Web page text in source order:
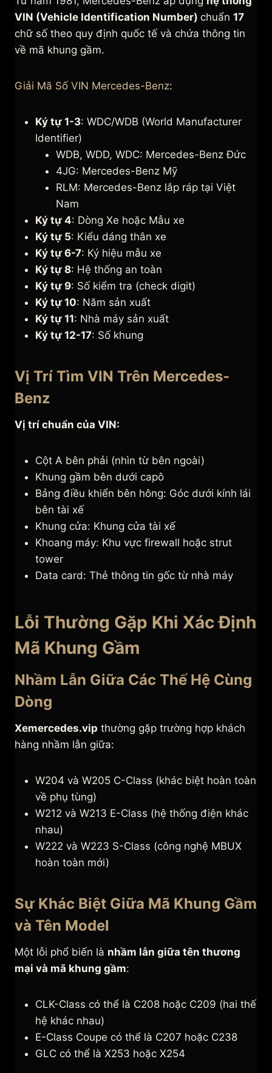
VIN (Vehicle Identification Number) chuẩn 17
chữ số theo quy định quốc tế và chứa thông tin
về mã khung gầm.
Giải Mã Số VIN Mercedes-Benz:
Ký tự 1-3: WDC/WDB (World Manufacturer
Identifier)
WDB, WDD, WDC: Mercedes-Benz Đức
4JG: Mercedes-Benz Mỹ
RLM: Mercedes-Benz lắp ráp tại Việt
Nam
Ký tự 4: Dòng Xe hoặc Mẫu xe
Ký tự 5: Kiểu dáng thân xe
Ký tự 6-7: Ký hiệu mẫu xe
Ký tự 8: Hệ thống an toàn
Ký tự 9: Số kiểm tra (check digit)
Ký tự 10: Năm sản xuất
Ký tự 11: Nhà máy sản xuất
Ký tự 12-17: Số khung
Vị Trí Tìm VIN Trên Mercedes-
Benz
Vị trí chuẩn của VIN:
Cột A bên phải (nhìn từ bên ngoài)
Khung gầm bên dưới capô
Bảng điều khiển bên hông: Góc dưới kính lái
bên tài xế
Khung cửa: Khung cửa tài xế
Khoang máy: Khu vực firewall hoặc strut
tower
Data card: Thẻ thông tin gốc từ nhà máy
Lỗi Thường Gặp Khi Xác Định
Mã Khung Gầm
Nhầm Lẫn Giữa Các Thế Hệ Cùng
Dòng
Xemercedes.vip thường gặp trường hợp khách
hàng nhầm lẫn giữa:
W204 và W205 C-Class (khác biệt hoàn toàn
về phụ tùng)
W212 và W213 E-Class (hệ thống điện khác
nhau)
W222 và W223 S-Class (công nghệ MBUX
hoàn toàn mới)
Sự Khác Biệt Giữa Mã Khung Gầm
và Tên Model
Một lỗi phổ biến là nhầm lẫn giữa tên thương
mại và mã khung gầm:
CLK-Class có thể là C208 hoặc C209 (hai thế
hệ khác nhau)
E-Class Coupe có thể là C207 hoặc C238
GLC có thể là X253 hoặc X254